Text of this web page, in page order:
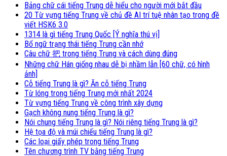
Bảng chữ cái tiếng Trung dễ hiểu cho người mới bắt đầu
20 Từ vựng tiếng Trung về chủ đề AI trí tuệ nhân tạo trong đề
viết HSK6 3.0
1314 là gì tiếng Trung Quốc [Ý nghĩa thú vị]
Bổ ngữ trạng thái tiếng Trung cần nhớ
Câu chữ 把 trong tiếng Trung và cách dùng đúng
Những chữ Hán giống nhau dễ bị nhầm lẫn [60 chữ, có hình
ảnh]
Cỗ tiếng Trung là gì? Ăn cỗ tiếng Trung
Từ lóng trong tiếng Trung mới nhất 2024
Từ vựng tiếng Trung về công trình xây dựng
Gạch không nung tiếng Trung là gì?
Nói chung tiếng Trung là gì? Nói riêng tiếng Trung là gì?
Hệ tọa độ và múi chiếu tiếng Trung là gì?
Các loại giấy phép trong tiếng Trung
Tên chương trình TV bằng tiếng Trung